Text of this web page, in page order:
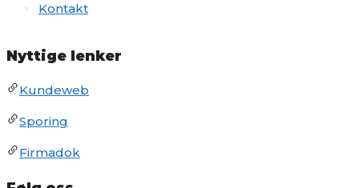
Kontakt
Nyttige lenker
Kundeweb
Sporing
Firmadok